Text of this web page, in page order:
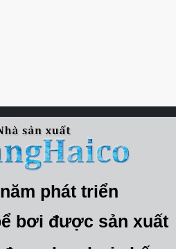
phát triển
bơi được sản xuất